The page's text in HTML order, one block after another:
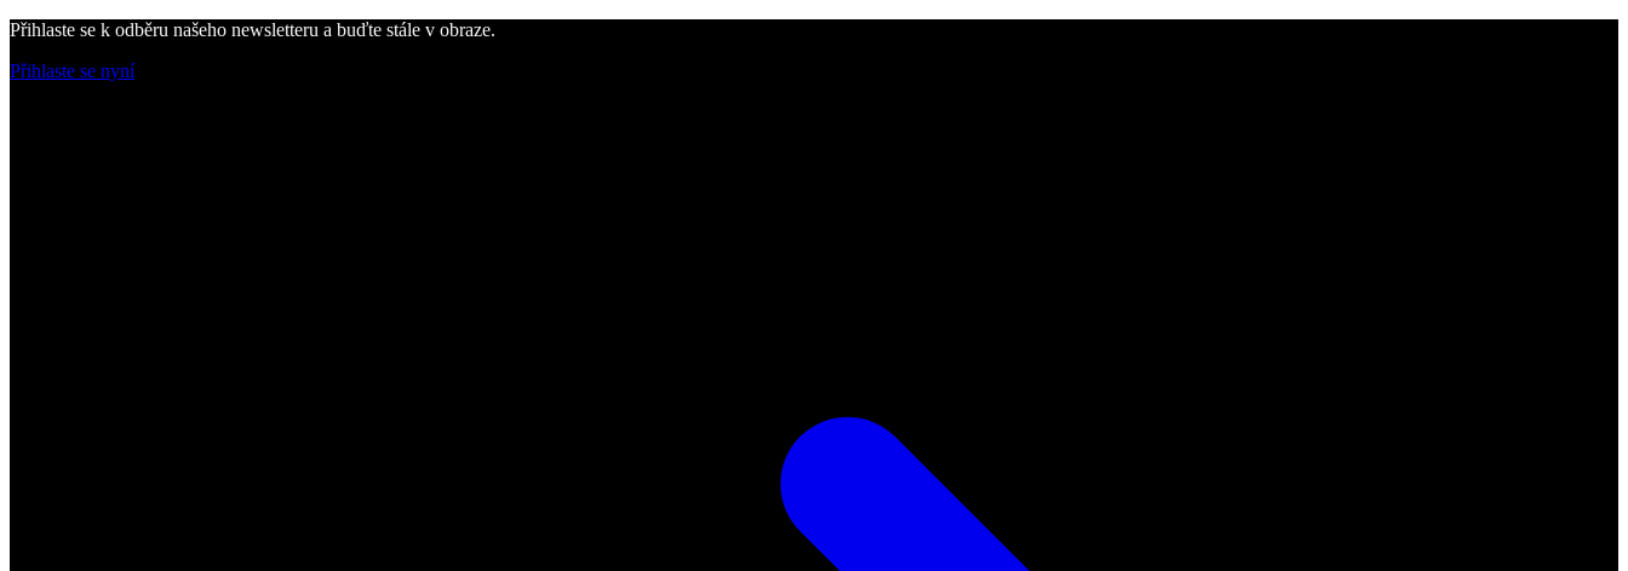
Přihlaste se k odběru našeho newsletteru a buďte stále v obraze.
Přihlaste se nyní